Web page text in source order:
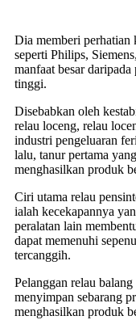
Dia memberi perhatian
seperti Philips,
manfaat besar
tinggi.
Disebabkan oleh
relau loceng, relau
industri pengeluaran
lalu, tanur pertama
menghasilkan produk
Ciri utama relau
ialah kecekapannya
peralatan lain
dapat memenuhi
tercanggih.
Pelanggan relau
menyimpan sebarang
menghasilkan produk